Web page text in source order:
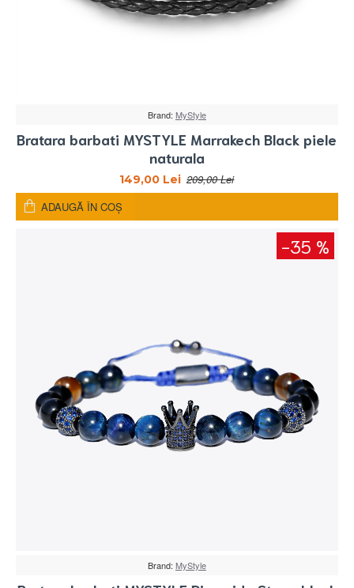
Brand: MyStyle
Bratara barbati MYSTYLE Marrakech Black piele
naturala
149,00 Lei 209,00 Lei
ADAUGĂ ÎN COŞ
-35 %
Brand: MyStyle